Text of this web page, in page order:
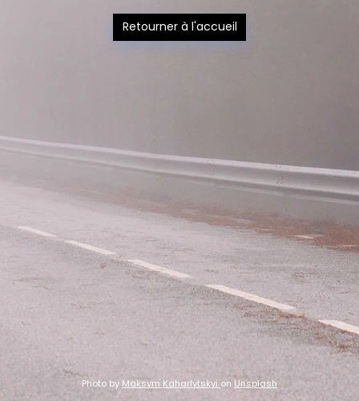
Retourner à l'accueil
Photo by Maksym Kaharlytskyi on Unsplash